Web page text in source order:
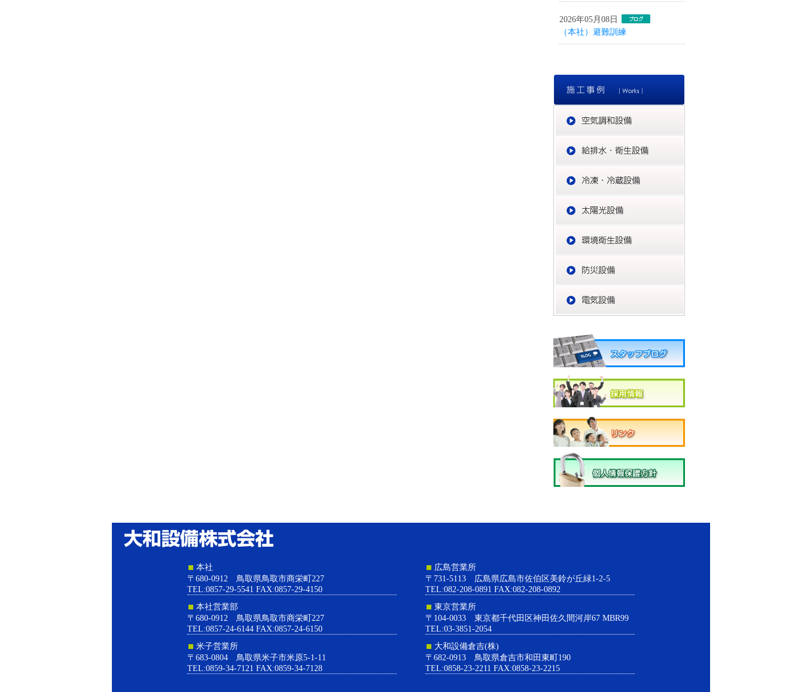
2026年05月08日
（本社）避難訓練
本社
〒680-0912 鳥取県鳥取市商栄町227
TEL:0857-29-5541 FAX:0857-29-4150
本社営業部
〒680-0912 鳥取県鳥取市商栄町227
TEL:0857-24-6144 FAX:0857-24-6150
米子営業所
〒683-0804 鳥取県米子市米原5-1-11
TEL:0859-34-7121 FAX:0859-34-7128
広島営業所
〒731-5113 広島県広島市佐伯区美鈴が丘緑1-2-5
TEL:082-208-0891 FAX:082-208-0892
東京営業所
〒104-0033 東京都千代田区神田佐久間河岸67 MBR99
TEL:03-3851-2054
大和設備倉吉(株)
〒682-0913 鳥取県倉吉市和田東町190
TEL:0858-23-2211 FAX:0858-23-2215